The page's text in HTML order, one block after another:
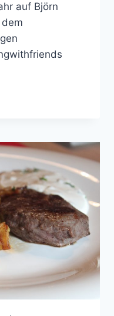
auf Björn